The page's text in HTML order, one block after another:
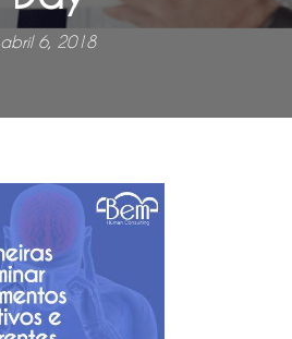
abril 6, 2018